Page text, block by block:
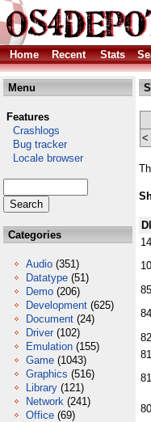
Home Recent Stats
Menu
Features
Crashlogs
Bug tracker
Locale browser
Categories
Audio (351)
Datatype (51)
Demo (206)
Development (625)
Document (24)
Driver (102)
Emulation (155)
Game (1043)
Graphics (516)
Library (121)
Network (241)
Office (69)
<
85
84
82
81
81
80